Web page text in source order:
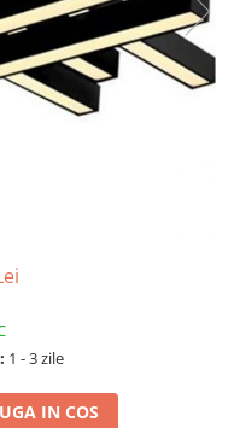
1 - 3 zile
IN COS